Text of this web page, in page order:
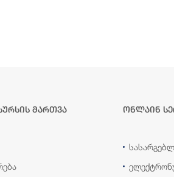
მართვა ონლაინ